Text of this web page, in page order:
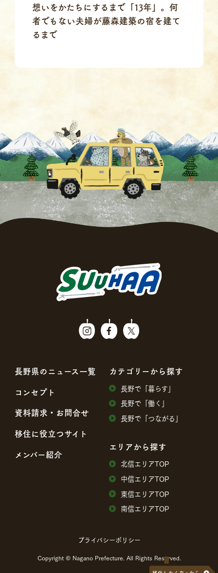
想いをかたちにするまで「13年」。何
者でもない夫婦が藤森建築の宿を建て
るまで
⻑野県のニュース⼀覧
コンセプト
資料請求・お問合せ
移住に役⽴つサイト
メンバー紹介
カテゴリーから探す
⻑野で「暮らす」
⻑野で「働く」
⻑野で「つながる」
エリアから探す
北信エリアTOP
中信エリアTOP
東信エリアTOP
南信エリアTOP
プライバシーポリシー
Copyright © Nagano Prefecture. All Rights Reserved.